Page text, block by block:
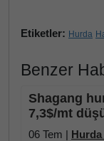
Etiketler: Hurda
Benzer
Shagang
7,3$/mt
06 Tem | Hurda